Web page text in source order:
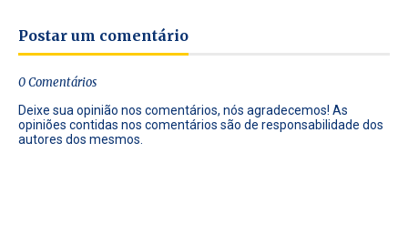
Postar um comentário
0 Comentários
Deixe sua opinião nos comentários, nós agradecemos! As
opiniões contidas nos comentários são de responsabilidade dos
autores dos mesmos.